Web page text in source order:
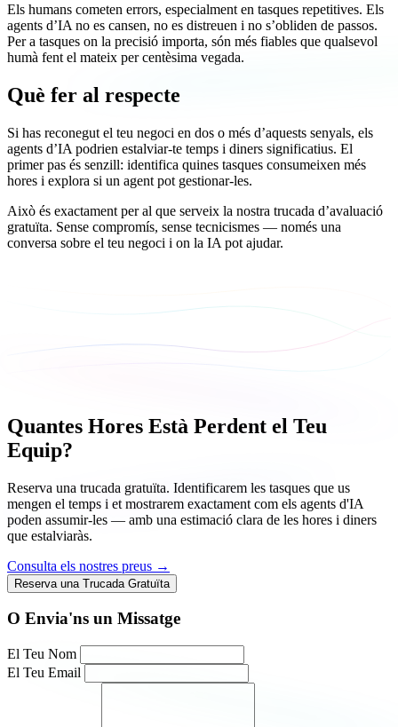
Els humans cometen errors, especialment en tasques repetitives. Els
agents d’IA no es cansen, no es distreuen i no s’obliden de passos.
Per a tasques on la precisió importa, són més fiables que qualsevol
humà fent el mateix per centèsima vegada.
Què fer al respecte
Si has reconegut el teu negoci en dos o més d’aquests senyals, els
agents d’IA podrien estalviar-te temps i diners significatius. El
primer pas és senzill: identifica quines tasques consumeixen més
hores i explora si un agent pot gestionar-les.
Això és exactament per al que serveix la nostra trucada d’avaluació
gratuïta. Sense compromís, sense tecnicismes — només una
conversa sobre el teu negoci i on la IA pot ajudar.
Quantes Hores Està Perdent el Teu
Equip?
Reserva una trucada gratuïta. Identificarem les tasques que us
mengen el temps i et mostrarem exactament com els agents d'IA
poden assumir-les — amb una estimació clara de les hores i diners
que estalviaràs.
Consulta els nostres preus →
Reserva una Trucada Gratuïta
O Envia'ns un Missatge
El Teu Nom
El Teu Email